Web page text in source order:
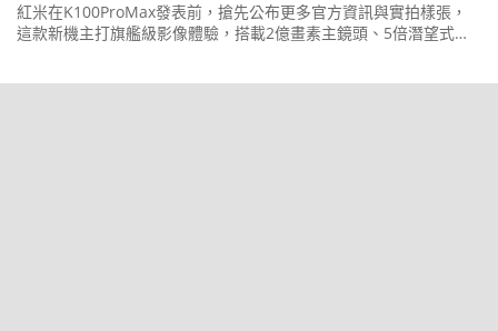
紅米在K100ProMax發表前，搶先公布更多官方資訊與實拍樣張，
這款新機主打旗艦級影像體驗，搭載2億畫素主鏡頭、5倍潛望式長